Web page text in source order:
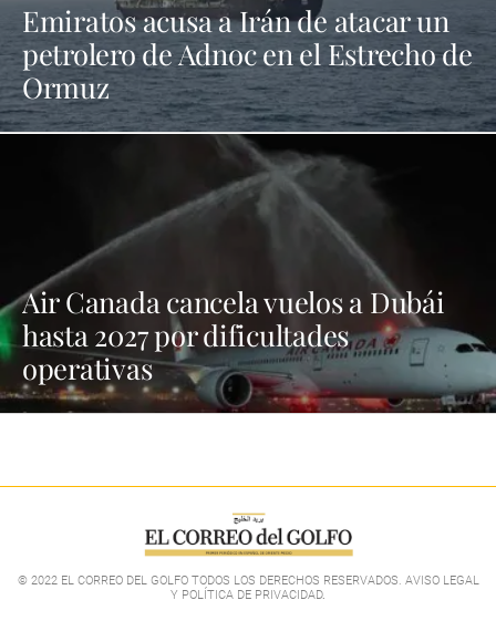
Emiratos acusa a Irán de atacar un
petrolero de Adnoc en el Estrecho de
Ormuz
Air Canada cancela vuelos a Dubái
hasta 2027 por dificultades
operativas
© 2022 EL CORREO DEL GOLFO TODOS LOS DERECHOS RESERVADOS. AVISO LEGAL
Y POLÍTICA DE PRIVACIDAD.